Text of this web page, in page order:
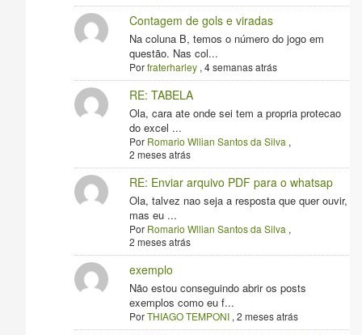
Contagem de gols e viradas
Na coluna B, temos o número do jogo em
questão. Nas col...
Porfraterharley ,4 semanas atrás
RE: TABELA
Ola, cara ate onde sei tem a propria protecao
do excel ...
Por Romario Wllian Santos da Silva ,
2 meses atrás
RE: Enviar arquivo PDF para o whatsap
Ola, talvez nao seja a resposta que quer ouvir,
mas eu ...
Por Romario Wllian Santos da Silva ,
2 meses atrás
exemplo
Não estou conseguindo abrir os posts
exemplos como eu f...
PorTHIAGO TEMPONI ,2 meses atrás